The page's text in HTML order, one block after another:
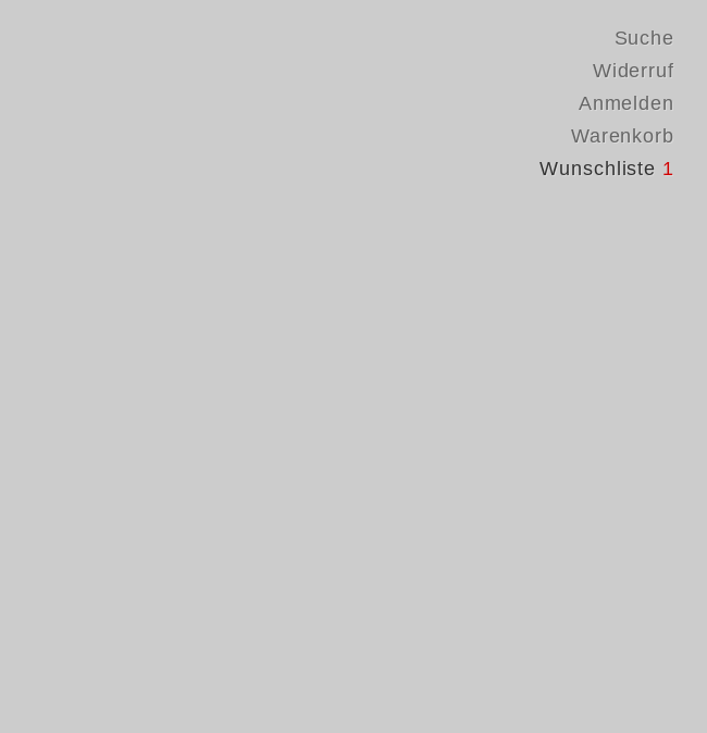
Suche
Widerruf
Anmelden
Warenkorb
Wunschliste 1